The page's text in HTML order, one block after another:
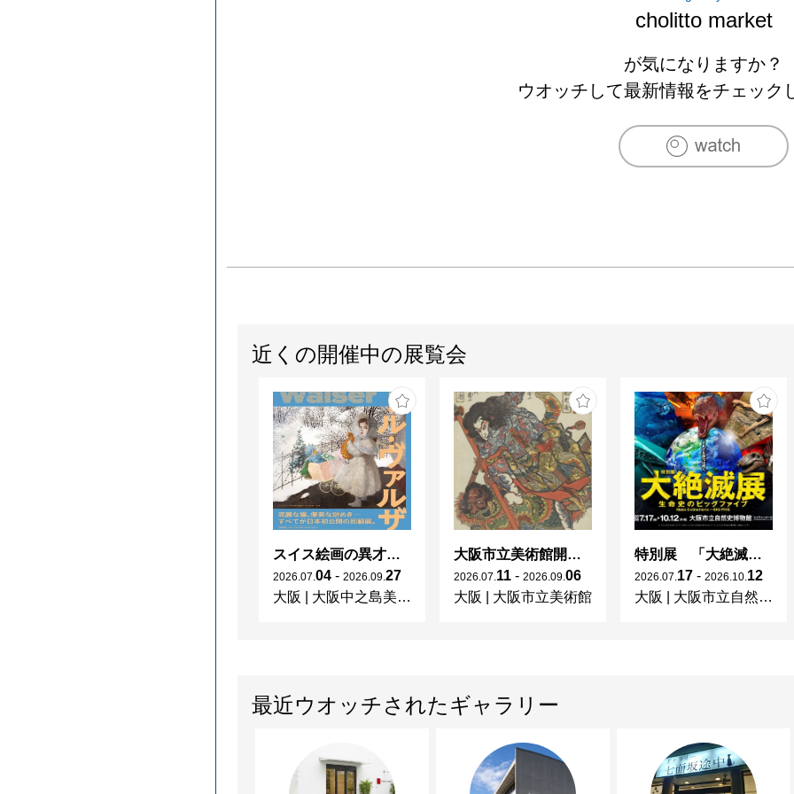
cholitto market
が気になりますか？
ウオッチして最新情報をチェック
近くの開催中の展覧会
スイス絵画の異才 カール‧ヴァルザー
2026 07 04 - 2026 09 27
大阪
大阪中之島美術館
大阪市立美術館開館90周年記念特別展 「水滸伝」
2026 07 11 - 2026 09 06
大阪
大阪市立美術館
特別展 「大絶滅展ー生命史のビッグファイブ」
2026 07 17 - 2026 10 12
大阪
大阪市立自然史博物館
最近ウオッチされたギャラリー